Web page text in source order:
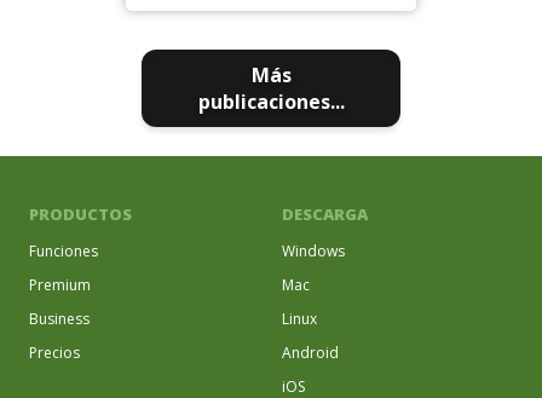
Más
publicaciones...
PRODUCTOS
Funciones
Premium
Business
Precios
DESCARGA
Windows
Mac
Linux
Android
iOS